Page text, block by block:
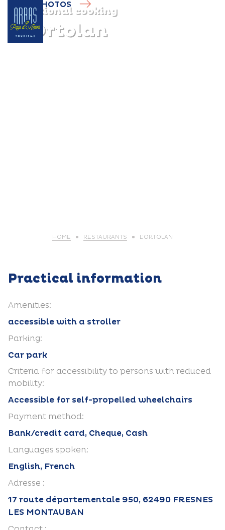
Traditional cooking
L'Ortolan
PHOTOS
HOME RESTAURANTS L’ORTOLAN
Practical information
Amenities:
accessible with a stroller
Parking:
Car park
Criteria for accessibility to persons with reduced
mobility:
Accessible for self-propelled wheelchairs
Payment method:
Bank/credit card, Cheque, Cash
Languages spoken:
English, French
Adresse :
17 route départementale 950, 62490 FRESNES
LES MONTAUBAN